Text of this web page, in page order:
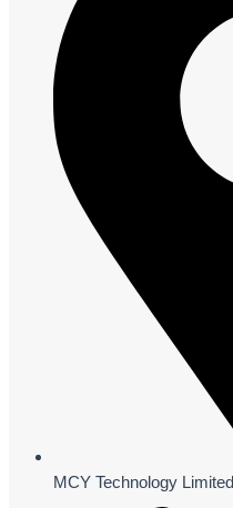
MCY Technology Limited